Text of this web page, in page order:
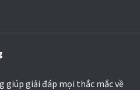
giúp giải đáp mọi thắc mắc về